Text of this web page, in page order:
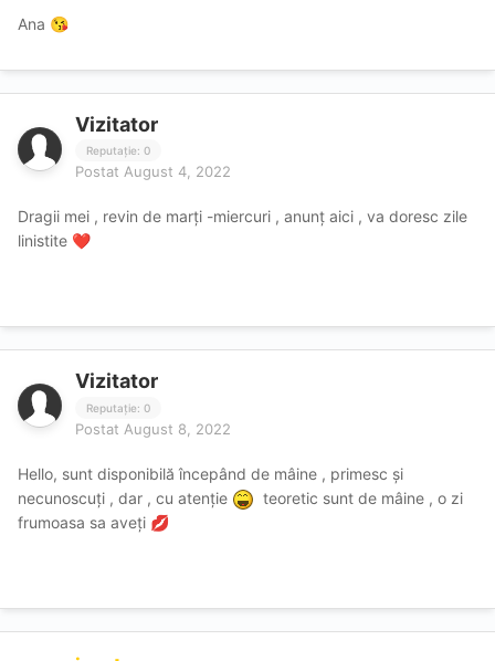
Ana 😘
Vizitator
Reputație: 0
Postat August 4, 2022
Dragii mei , revin de marți -miercuri , anunț aici , va doresc zile
linistite ❤️
Vizitator
Reputație: 0
Postat August 8, 2022
Hello, sunt disponibilă începând de mâine , primesc și
necunoscuți , dar , cu atenție
teoretic sunt de mâine , o zi
frumoasa sa aveți 💋